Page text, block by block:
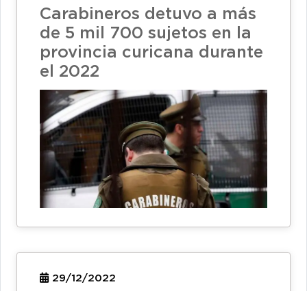
Carabineros detuvo a más
de 5 mil 700 sujetos en la
provincia curicana durante
el 2022
29/12/2022